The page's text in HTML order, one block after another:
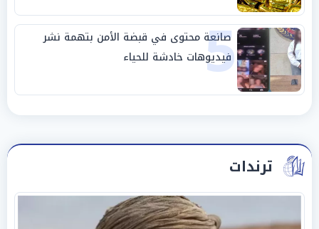
5
صانعة محتوى في قبضة الأمن بتهمة نشر
فيديوهات خادشة للحياء
ترندات